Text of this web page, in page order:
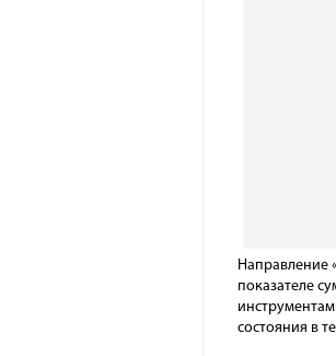
Направление
показателе
состояния в